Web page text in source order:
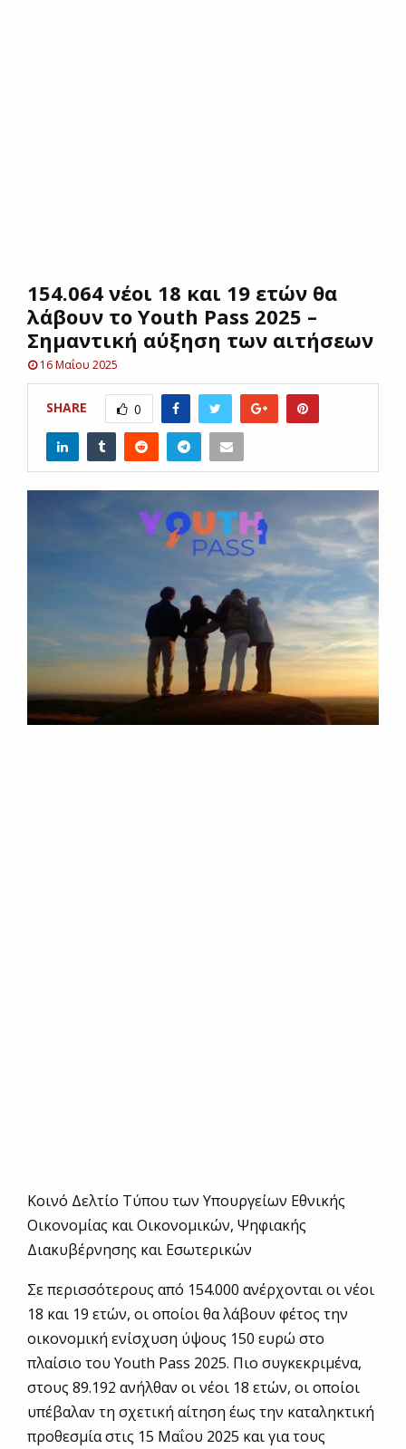
U154.064 νέοι 18 και 19 ετών θα
λάβουν το Youth Pass 2025 –
Σημαντική αύξηση των αιτήσεων
16 Μαΐου 2025
SHARE 0
Κοινό Δελτίο Τύπου των Υπουργείων Εθνικής
Οικονομίας και Οικονομικών, Ψηφιακής
Διακυβέρνησης και Εσωτερικών
Σε περισσότερους από 154.000 ανέρχονται οι νέοι
18 και 19 ετών, οι οποίοι θα λάβουν φέτος την
οικονομική ενίσχυση ύψους 150 ευρώ στο
πλαίσιο του Youth Pass 2025. Πιο συγκεκριμένα,
στους 89.192 ανήλθαν οι νέοι 18 ετών, οι οποίοι
υπέβαλαν τη σχετική αίτηση έως την καταληκτική
προθεσμία στις 15 Μαΐου 2025 και για τους